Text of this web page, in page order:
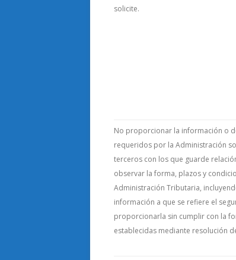
solicite.
No proporcionar la información o
requeridos por la Administración
terceros con los que guarde
observar la forma, plazos y
Administración Tributaria,
información a que se refiere el
proporcionarla sin cumplir con la
establecidas mediante resolución